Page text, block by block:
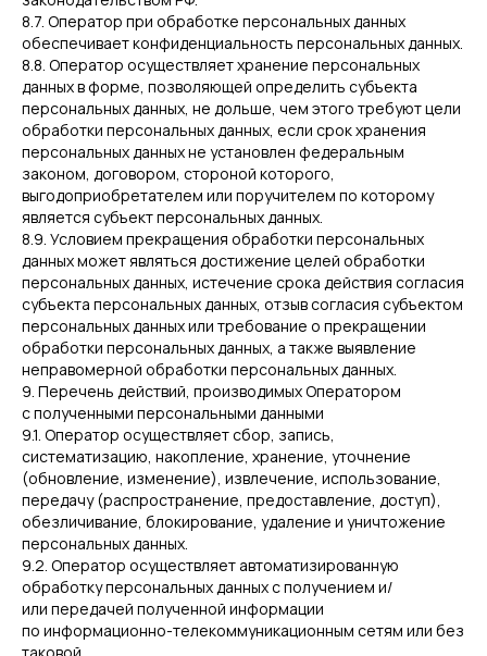
8.7. Оператор при обработке персональных данных
обеспечивает конфиденциальность персональных данных.
8.8. Оператор осуществляет хранение персональных
данных в форме, позволяющей определить субъекта
персональных данных, не дольше, чем этого требуют цели
обработки персональных данных, если срок хранения
персональных данных не установлен федеральным
законом, договором, стороной которого,
выгодоприобретателем или поручителем по которому
является субъект персональных данных.
8.9. Условием прекращения обработки персональных
данных может являться достижение целей обработки
персональных данных, истечение срока действия согласия
субъекта персональных данных, отзыв согласия субъектом
персональных данных или требование о прекращении
обработки персональных данных, а также выявление
неправомерной обработки персональных данных.
9. Перечень действий, производимых Оператором
с полученными персональными данными
9.1. Оператор осуществляет сбор, запись,
систематизацию, накопление, хранение, уточнение
(обновление, изменение), извлечение, использование,
передачу (распространение, предоставление, доступ),
обезличивание, блокирование, удаление и уничтожение
персональных данных.
9.2. Оператор осуществляет автоматизированную
обработку персональных данных с получением и/
или передачей полученной информации
по информационно-телекоммуникационным сетям или без